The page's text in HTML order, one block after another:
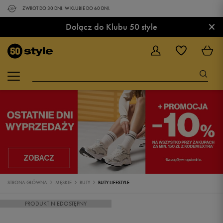
ZWROT DO 30 DNI. W KLUBIE DO 60 DNI.
Dołącz do Klubu 50 style ×
STRONA GŁÓWNA MĘSKIE BUTY BUTY LIFESTYLE
PRODUKT NIEDOSTĘPNY